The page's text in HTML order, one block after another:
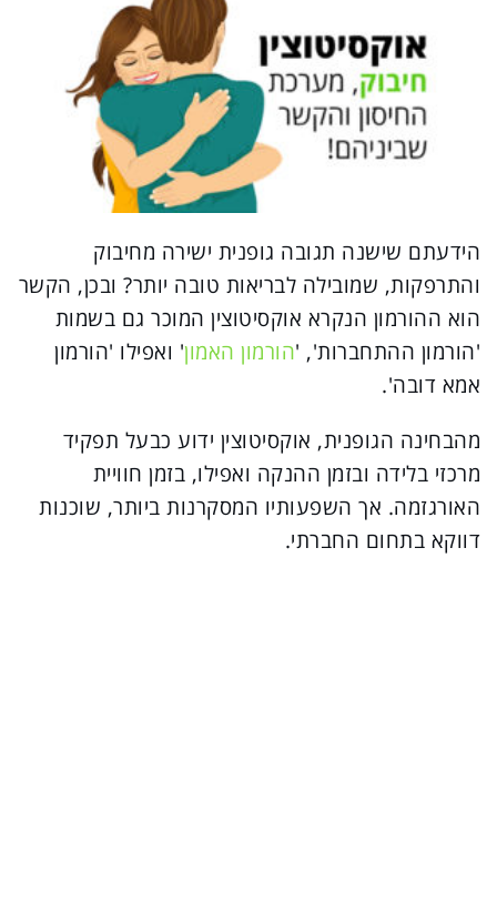
הידעתם שישנה תגובה גופנית ישירה מחיבוק
והתרפקות, שמובילה לבריאות טובה יותר? ובכן, הקשר
הוא ההורמון הנקרא אוקסיטוצין המוכר גם בשמות
'הורמון ההתחברות', 'הורמון האמון' ואפילו 'הורמון
אמא דובה'.
מהבחינה הגופנית, אוקסיטוצין ידוע כבעל תפקיד
מרכזי בלידה ובזמן ההנקה ואפילו, בזמן חוויית
האורגזמה. אך השפעותיו המסקרנות ביותר, שוכנות
דווקא בתחום החברתי.